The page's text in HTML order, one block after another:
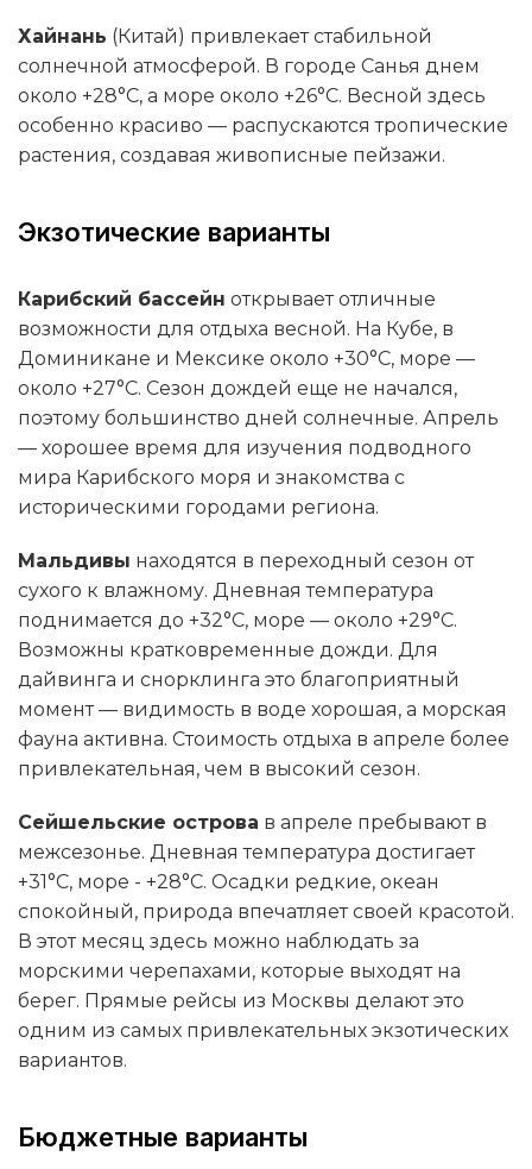
Хайнань (Китай) привлекает стабильной
солнечной атмосферой. В городе Санья днем
около +28°C, а море около +26°C. Весной здесь
особенно красиво — распускаются тропические
растения, создавая живописные пейзажи.
Экзотические варианты
Карибский бассейн открывает отличные
возможности для отдыха весной. На Кубе, в
Доминикане и Мексике около +30°C, море —
около +27°C. Сезон дождей еще не начался,
поэтому большинство дней солнечные. Апрель
— хорошее время для изучения подводного
мира Карибского моря и знакомства с
историческими городами региона.
Мальдивы находятся в переходный сезон от
сухого к влажному. Дневная температура
поднимается до +32°C, море — около +29°C.
Возможны кратковременные дожди. Для
дайвинга и снорклинга это благоприятный
момент — видимость в воде хорошая, а морская
фауна активна. Стоимость отдыха в апреле более
привлекательная, чем в высокий сезон.
Сейшельские острова в апреле пребывают в
межсезонье. Дневная температура достигает
+31°C, море - +28°C. Осадки редкие, океан
спокойный, природа впечатляет своей красотой.
В этот месяц здесь можно наблюдать за
морскими черепахами, которые выходят на
берег. Прямые рейсы из Москвы делают это
одним из самых привлекательных экзотических
вариантов.
Бюджетные варианты